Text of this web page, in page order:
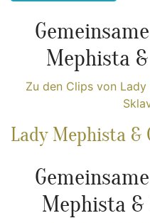
Mephista
Zu den Clips von Lady
Lady Mephista &
Mephista &